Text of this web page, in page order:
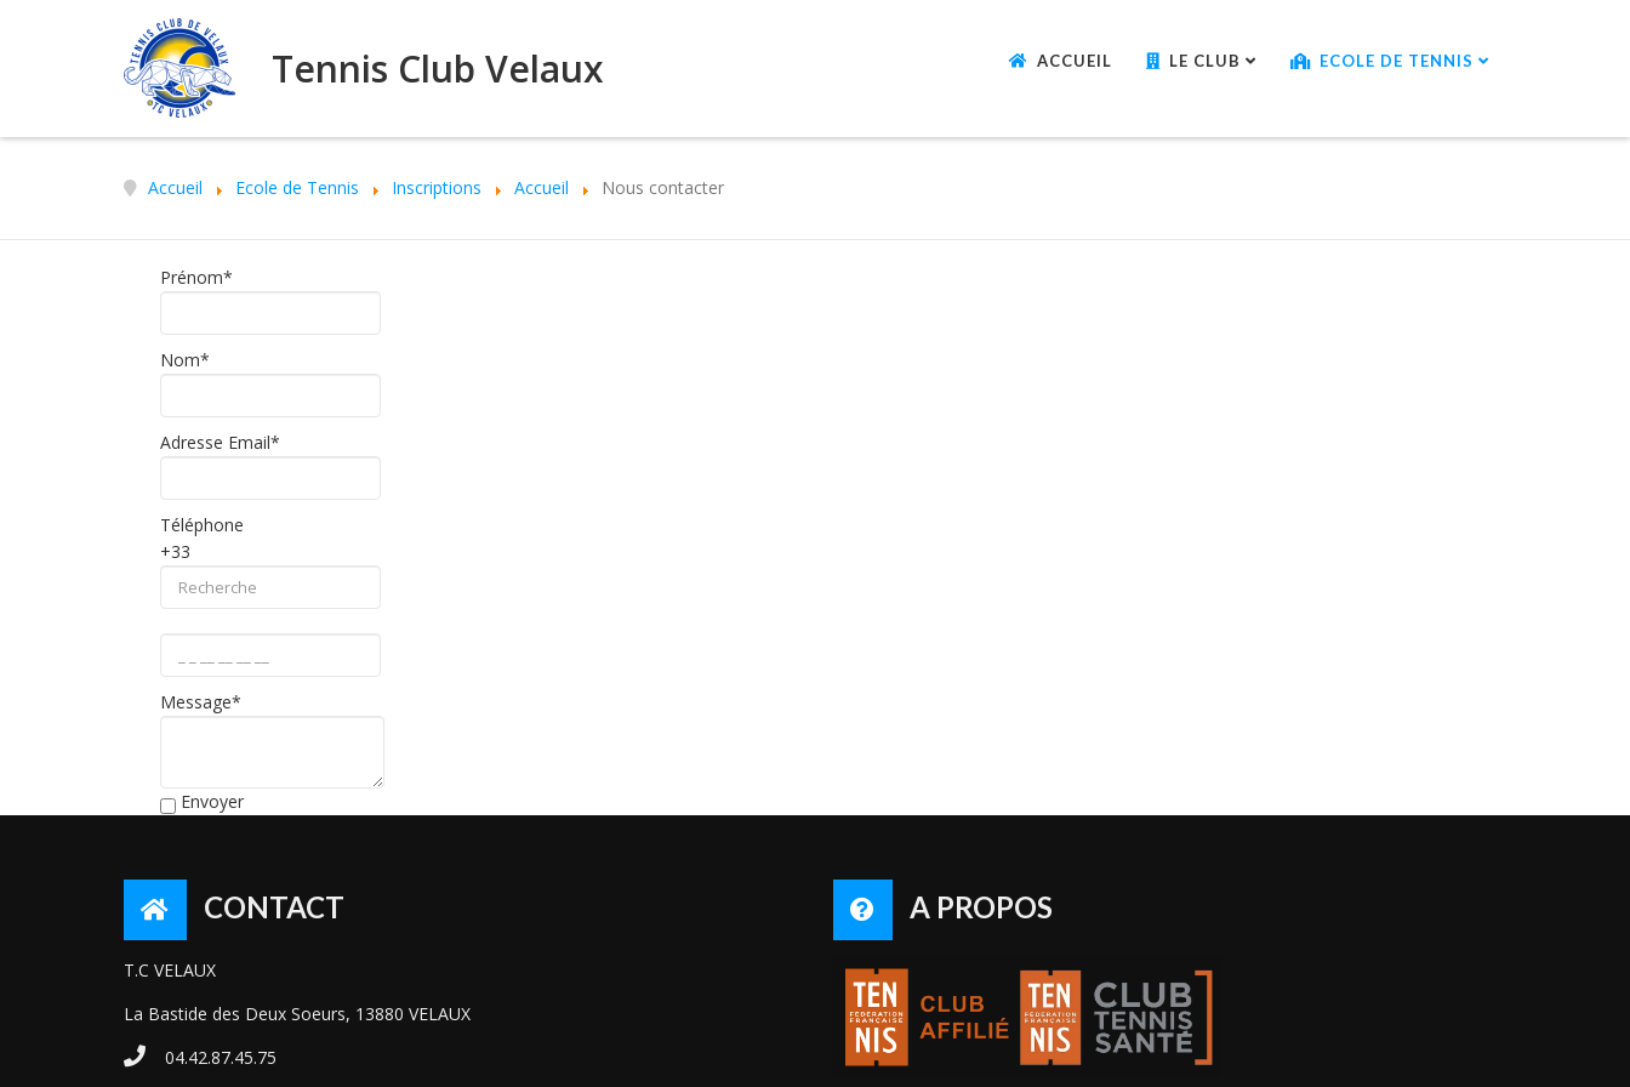
Tennis Club Velaux ACCUEIL LE CLUB ECOLE DE TENNIS
Accueil Ecole de Tennis Inscriptions Accueil Nous contacter
Prénom*
Nom*
Adresse Email*
Téléphone
+33
Message*
Envoyer
CONTACT
T.C VELAUX
La Bastide des Deux Soeurs, 13880 VELAUX
04.42.87.45.75
A PROPOS